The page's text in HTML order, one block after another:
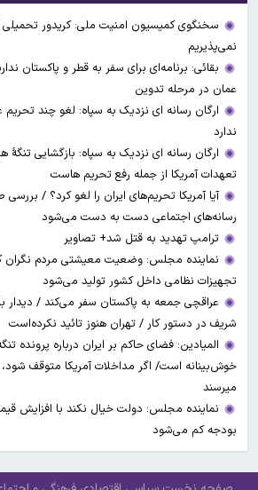
سخنگوی کمیسیون امنیت ملی: کریدور تحمیلی
نمی‌پذیریم
بقائی: برنامه‌ای برای سفر به قطر و پاکستان
عمان در مرحله تدوین
ارگان رسانه ای نزدیک به سپاه: لغو چند تحریم
ندارد
ارگان رسانه ای نزدیک به سپاه: بازگشایی تنگۀ
تعهدات آمریکا از جمله رفع تحریم هاست
آیا آمریکا تحریم‌های ایران را لغو کرد؟ /
رسانه‌های اجتماعی دست به دست می‌شود
ترامپ تهدید به قتل شد+ تصاویر
نماینده مجلس: وضعیت معیشتی مردم نگران
تجهیزات نظامی داخل کشور تولید می‌شود
عراقچی جمعه به پاکستان سفر می‌کند / دیدار
شریف در دستور کار / تهران هنوز تائید نکرده‌است
المیادین: فضای حاکم بر ایران درباره پرونده
خوش‌بینانه است/ اگر مداخلات آمریکا متوقف
میرسند
نماینده مجلس: دولت خیال نکند با افزایش
بودجه کم می‌شود